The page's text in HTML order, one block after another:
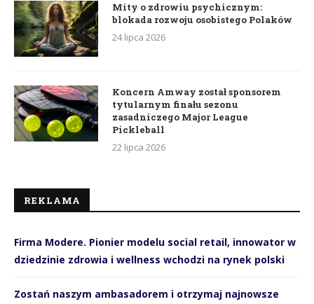
Mity o zdrowiu psychicznym:
blokada rozwoju osobistego Polaków
24 lipca 2026
Koncern Amway został sponsorem
tytularnym finału sezonu
zasadniczego Major League
Pickleball
22 lipca 2026
REKLAMA
Firma Modere. Pionier modelu social retail, innowator w
dziedzinie zdrowia i wellness wchodzi na rynek polski
Zostań naszym ambasadorem i otrzymaj najnowsze